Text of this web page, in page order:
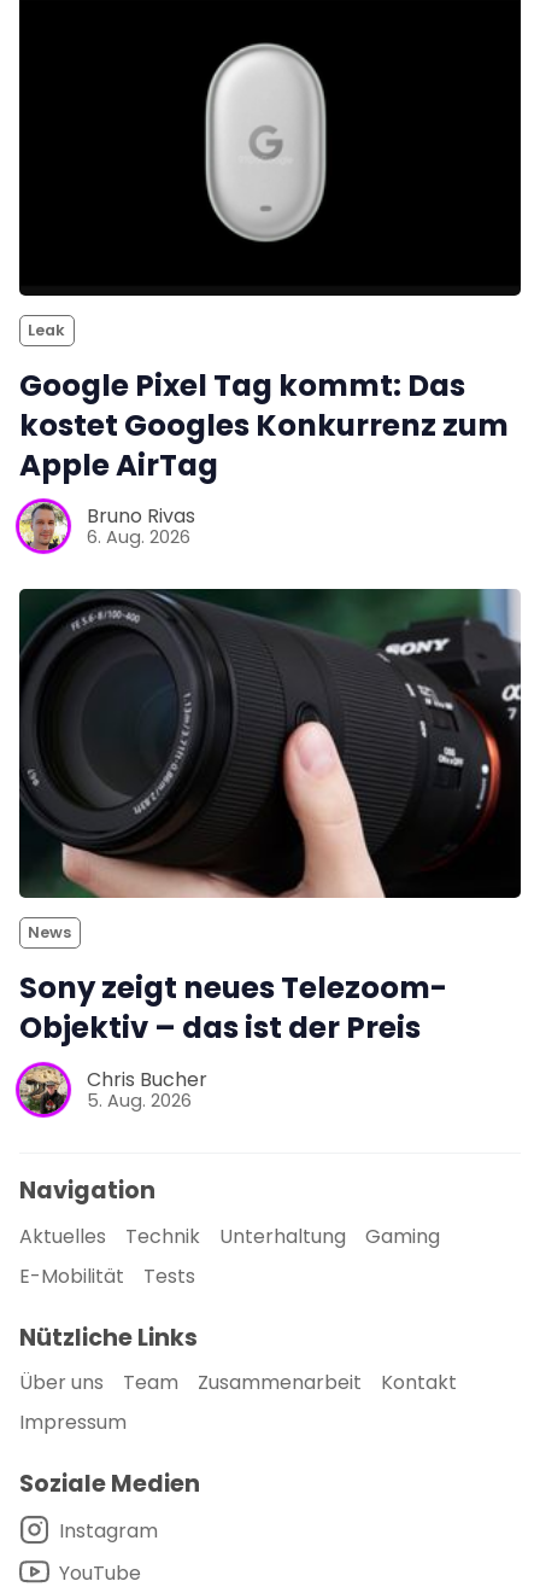
Leak
Google Pixel Tag kommt: Das
kostet Googles Konkurrenz zum
Apple AirTag
Bruno Rivas
6. Aug. 2026
News
Sony zeigt neues Telezoom-
Objektiv – das ist der Preis
Chris Bucher
5. Aug. 2026
Navigation
Aktuelles Technik Unterhaltung
Gaming
E-Mobilität
Tests
Nützliche Links
Über uns Team Zusammenarbeit
Kontakt
Impressum
Soziale Medien
Instagram
YouTube